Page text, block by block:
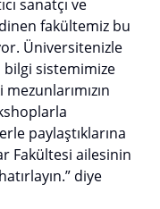
sanatçı ve
fakültemiz bu
Üniversitenizle
bilgi sistemimize
paylaştıklarına
Fakültesi ailesinin
diye